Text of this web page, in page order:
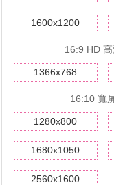
1600x1200
16:9 HD
1366x768
16:10 寬
1280x800
1680x1050
2560x1600